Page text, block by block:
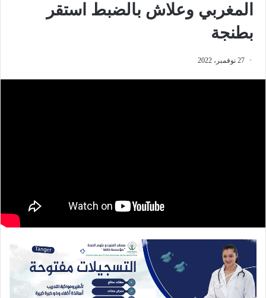
المغربي وعلاش بالضبط استقر
بطنجة
27 نوفمبر، 2022